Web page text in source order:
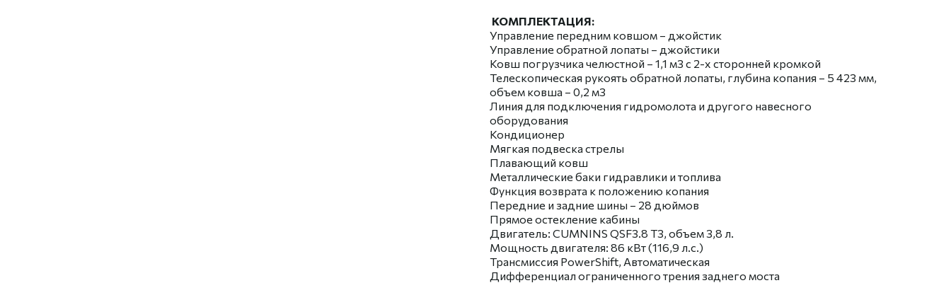
КОМПЛЕКТАЦИЯ:
Управление передним ковшом – джойстик
Управление обратной лопаты – джойстики
Ковш погрузчика челюстной – 1,1 м3 с 2-х сторонней кромкой
Телескопическая рукоять обратной лопаты, глубина копания – 5 423 мм,
объем ковша – 0,2 м3
Линия для подключения гидромолота и другого навесного
оборудования
Кондиционер
Мягкая подвеска стрелы
Плавающий ковш
Металлические баки гидравлики и топлива
Функция возврата к положению копания
Передние и задние шины – 28 дюймов
Прямое остекление кабины
Двигатель: СUМNINS QSF3.8 Т3, объем 3,8 л.
Мощность двигателя: 86 кВт (116,9 л.с.)
Трансмиссия РоwеrShift, Автоматическая
Дифференциал ограниченного трения заднего моста